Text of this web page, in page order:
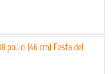
Wishlist
pollici (46 cm) Festa del